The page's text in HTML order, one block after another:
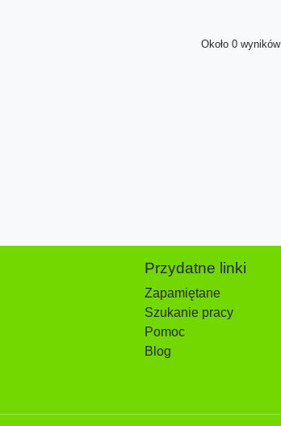
Około 0 wyników
Przydatne linki
Zapamiętane
Szukanie pracy
Pomoc
Blog